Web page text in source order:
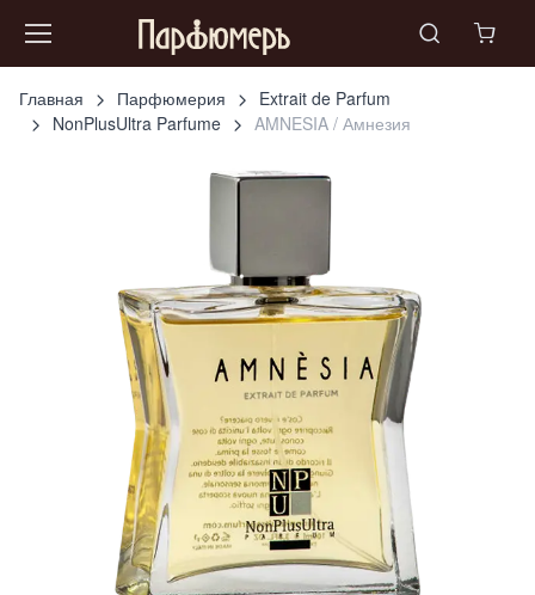
Главная Парфюмерия
Extrait de Parfum
NonPlusUltra Parfume
AMNESIA / Амнезия